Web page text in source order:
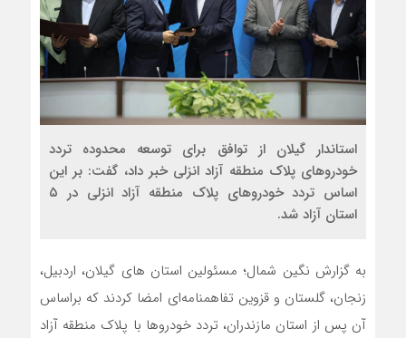
استاندار گیلان از توافق برای توسعه محدوده تردد
خودروهای پلاک منطقه آزاد انزلی خبر داد، گفت: بر این
اساس تردد خودروهای پلاک منطقه آزاد انزلی در ۵
استان آزاد شد.
به گزارش نگین شمال؛ مسئولین استان های گیلان، اردبیل،
زنجان، گلستان و قزوین تفاهمنامه‌ای امضا کردند که براساس
آن پس از استان مازندران، تردد خودروها با پلاک منطقه آزاد